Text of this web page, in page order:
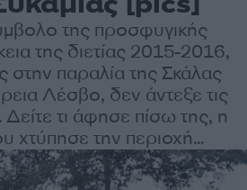
της προσφυγικής
της διετίας 2015-2016,
στην παραλία της Σκάλας
Λέσβο, δεν άντεξε τις
Δείτε τι άφησε πίσω της, η
χτύπησε την περιοχή...